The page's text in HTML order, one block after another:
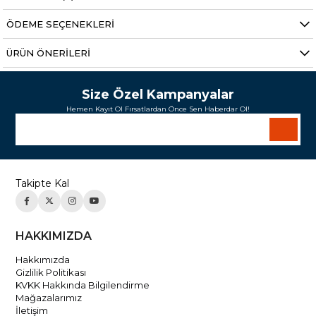
ÖDEME SEÇENEKLERI
ÜRÜN ÖNERILERI
Size Özel Kampanyalar
Hemen Kayıt Ol Fırsatlardan Önce Sen Haberdar Ol!
Takipte Kal
HAKKIMIZDA
Hakkımızda
Gizlilik Politikası
KVKK Hakkında Bilgilendirme
Mağazalarımız
İletişim